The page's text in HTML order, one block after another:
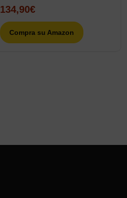
134,90€
Compra su Amazon